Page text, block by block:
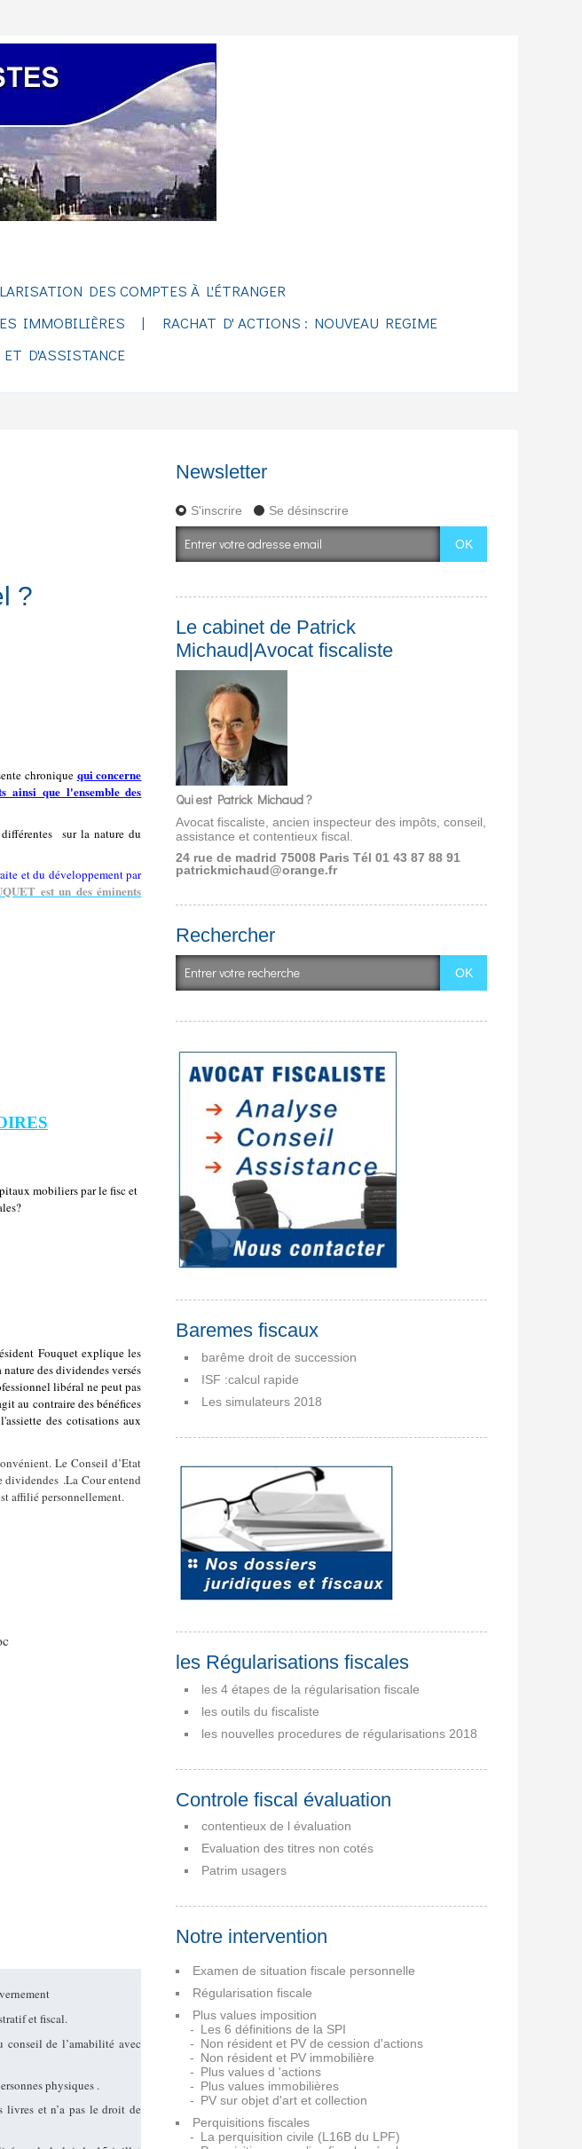
DES COMPTES À L'ÉTRANGER
IMMOBILIÈRES
RACHAT D' ACTIONS : NOUVEAU REGIME
D'ASSISTANCE
?
chronique qui concerne
ainsi que l'ensemble des
sur la nature du
et du développement par
est un des éminents
mobiliers par le fisc et
Fouquetexplique les
des dividendes versés
libéral ne peut pas
au contraire des bénéfices
des cotisations aux
Le Conseil d’Etat
dividendes .La Cour entend
affilié personnellement.
et fiscal.
conseil de l’amabilité avec
physiques .
livres et n’a pas le droit de
Newsletter
S'inscrire Se désinscrire
Le cabinet de Patrick
Michaud|Avocat fiscaliste
Qui est Patrick Michaud ?
Avocat fiscaliste, ancien inspecteur des impôts, conseil,
assistance et contentieux fiscal.
24 rue de madrid 75008 ParisTél 01 43 87 88 91
patrickmichaud@orange.fr
Rechercher
Baremes fiscaux
barême droit de succession
ISF :calcul rapide
Les simulateurs 2018
les Régularisations fiscales
les 4 étapes de la régularisation fiscale
les outils du fiscaliste
les nouvelles procedures de régularisations 2018
Controle fiscal évaluation
contentieux de l évaluation
Evaluation des titres non cotés
Patrim usagers
Notre intervention
Examen de situation fiscale personnelle
Régularisation fiscale
Plus values imposition
Les 6 définitions de la SPI
Non résident et PV de cession d'actions
Non résident et PV immobilière
Plus values d 'actions
Plus values immobilières
PV sur objet d'art et collection
Perquisitions fiscales
La perquisition civile (L16B du LPF)